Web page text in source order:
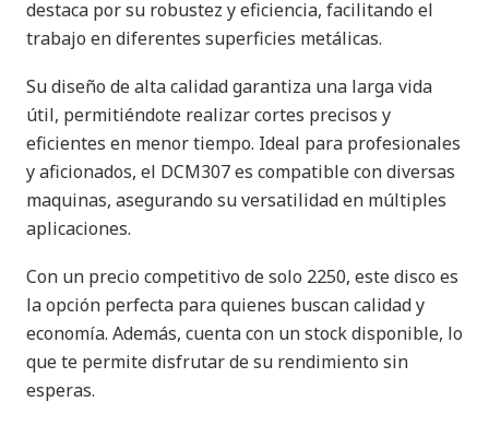
destaca por su robustez y eficiencia, facilitando el
trabajo en diferentes superficies metálicas.
Su diseño de alta calidad garantiza una larga vida
útil, permitiéndote realizar cortes precisos y
eficientes en menor tiempo. Ideal para profesionales
y aficionados, el DCM307 es compatible con diversas
maquinas, asegurando su versatilidad en múltiples
aplicaciones.
Con un precio competitivo de solo 2250, este disco es
la opción perfecta para quienes buscan calidad y
economía. Además, cuenta con un stock disponible, lo
que te permite disfrutar de su rendimiento sin
esperas.